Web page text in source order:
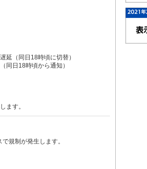
（同日18時頃に切替）
日18時頃から通知）
ます。
規制が発生します。